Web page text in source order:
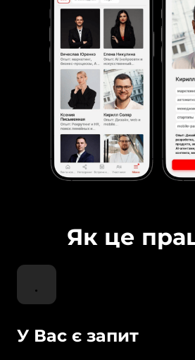
Як це
У Вас є запит